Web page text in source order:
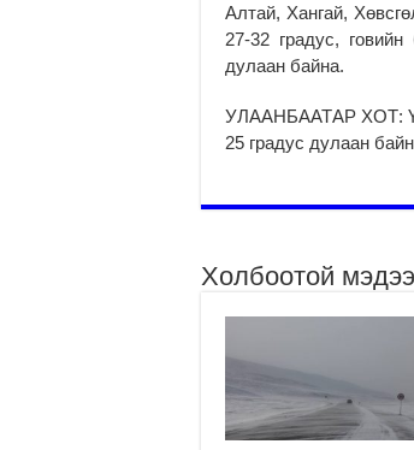
Алтай, Хангай,
27-32 градус,
дулаан байна.
УЛААНБААТАР ХОТ:
25 градус дулаан
Холбоотой мэдээ